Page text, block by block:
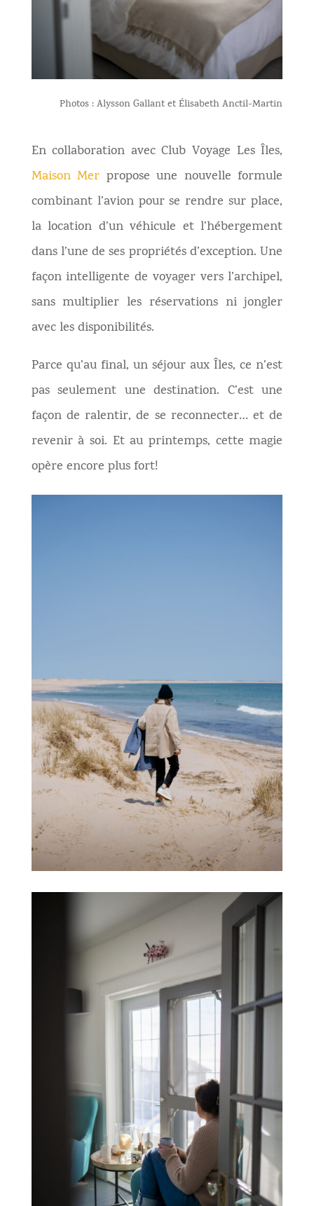
Photos : Alysson Gallant et Élisabeth Anctil-Martin
En collaboration avec Club Voyage Les Îles,
Maison Mer propose une nouvelle formule
combinant l’avion pour se rendre sur place,
la location d’un véhicule et l’hébergement
dans l’une de ses propriétés d’exception. Une
façon intelligente de voyager vers l’archipel,
sans multiplier les réservations ni jongler
avec les disponibilités.
Parce qu’au final, un séjour aux Îles, ce n’est
pas seulement une destination. C’est une
façon de ralentir, de se reconnecter… et de
revenir à soi. Et au printemps, cette magie
opère encore plus fort!